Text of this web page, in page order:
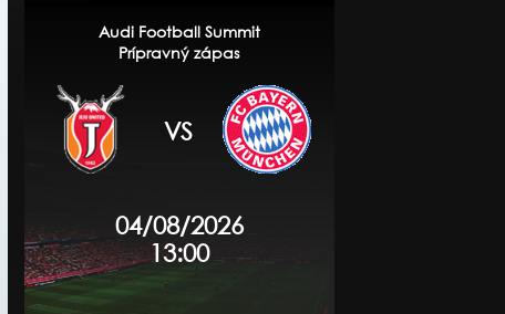
Audi Football Summit
Prípravný zápas
VS
04/08/2026
13:00